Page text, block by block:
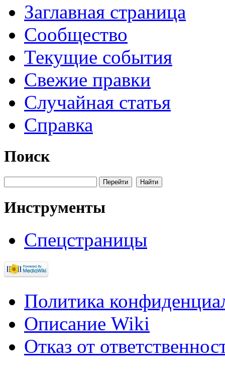
Заглавная страница
Сообщество
Текущие события
Свежие правки
Случайная статья
Справка
Поиск
Инструменты
Спецстраницы
Политика
Описание Wiki
Отказ от